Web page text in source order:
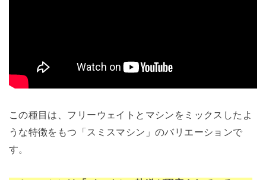
この種目は、フリーウェイトとマシンをミックスしたよ
うな特徴をもつ「スミスマシン」のバリエーションで
す。